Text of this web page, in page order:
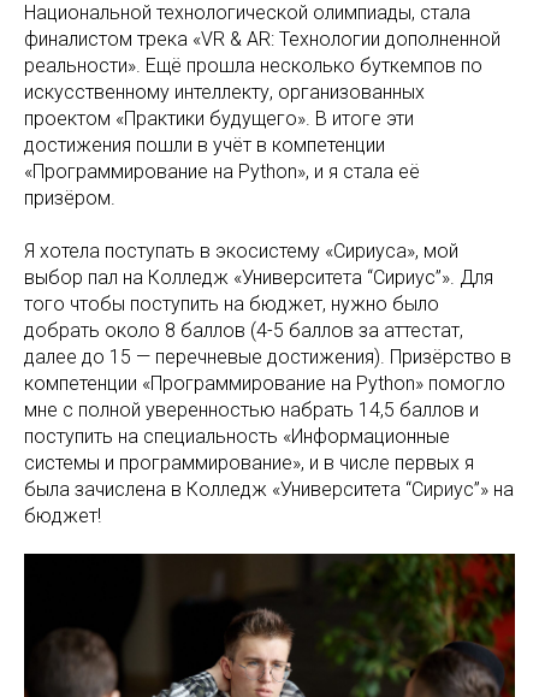
Национальной технологической олимпиады, стала
финалистом трека «VR & AR: Технологии дополненной
реальности». Ещё прошла несколько буткемпов по
искусственному интеллекту, организованных
проектом «Практики будущего». В итоге эти
достижения пошли в учёт в компетенции
«Программирование на Python», и я стала её
призёром.
Я хотела поступать в экосистему «Сириуса», мой
выбор пал на Колледж «Университета “Сириус”». Для
того чтобы поступить на бюджет, нужно было
добрать около 8 баллов (4-5 баллов за аттестат,
далее до 15 — перечневые достижения). Призёрство в
компетенции «Программирование на Python» помогло
мне с полной уверенностью набрать 14,5 баллов и
поступить на специальность «Информационные
системы и программирование», и в числе первых я
была зачислена в Колледж «Университета “Сириус”» на
бюджет!